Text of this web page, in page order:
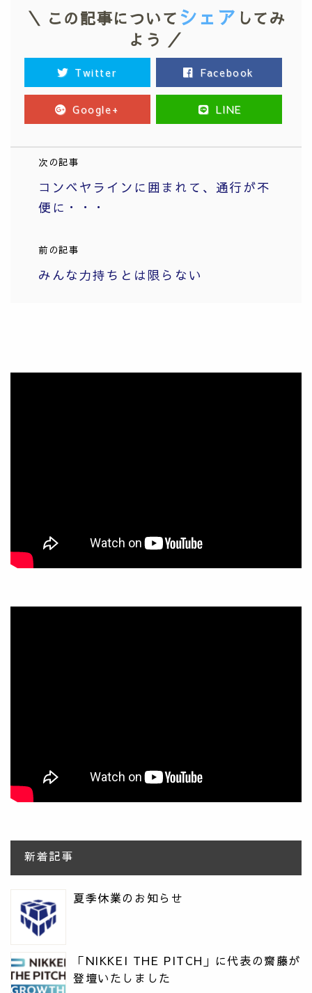
＼ この記事について シェア してみ
よう ／
Twitter Facebook
Google+ LINE
次の記事
コンベヤラインに囲まれて、通行が不
便に・・・
前の記事
みんな力持ちとは限らない
新着記事
夏季休業のお知らせ
「NIKKEI THE PITCH」に代表の齋藤が
登壇いたしました